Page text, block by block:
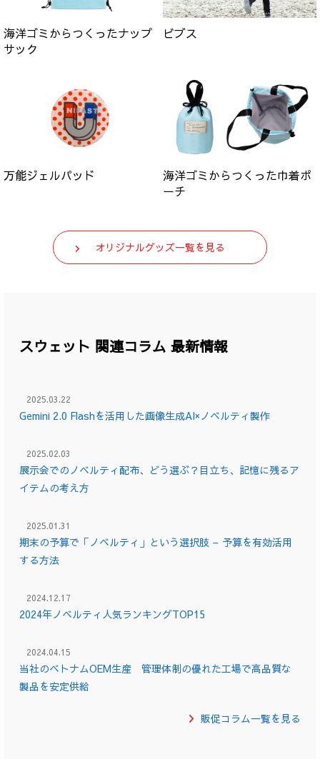
海洋ゴミからつくったナップ
サック
ビブス
万能ジェルパッド
海洋ゴミからつくった巾着ポ
ーチ
オリジナルグッズ一覧を見る
スウェット 関連コラム 最新情報
2025.03.22
Gemini 2.0 Flashを活用した画像生成AI×ノベルティ製作
2025.02.03
展示会でのノベルティ配布、どう選ぶ？目立ち、記憶に残るア
イテムの考え方
2025.01.31
期末の予算で「ノベルティ」という選択肢 – 予算を有効活用
する方法
2024.12.17
2024年ノベルティ人気ランキングTOP15
2024.04.15
当社のベトナムOEM生産 管理体制の優れた工場で高品質な
製品を安定供給
販促コラム一覧を見る